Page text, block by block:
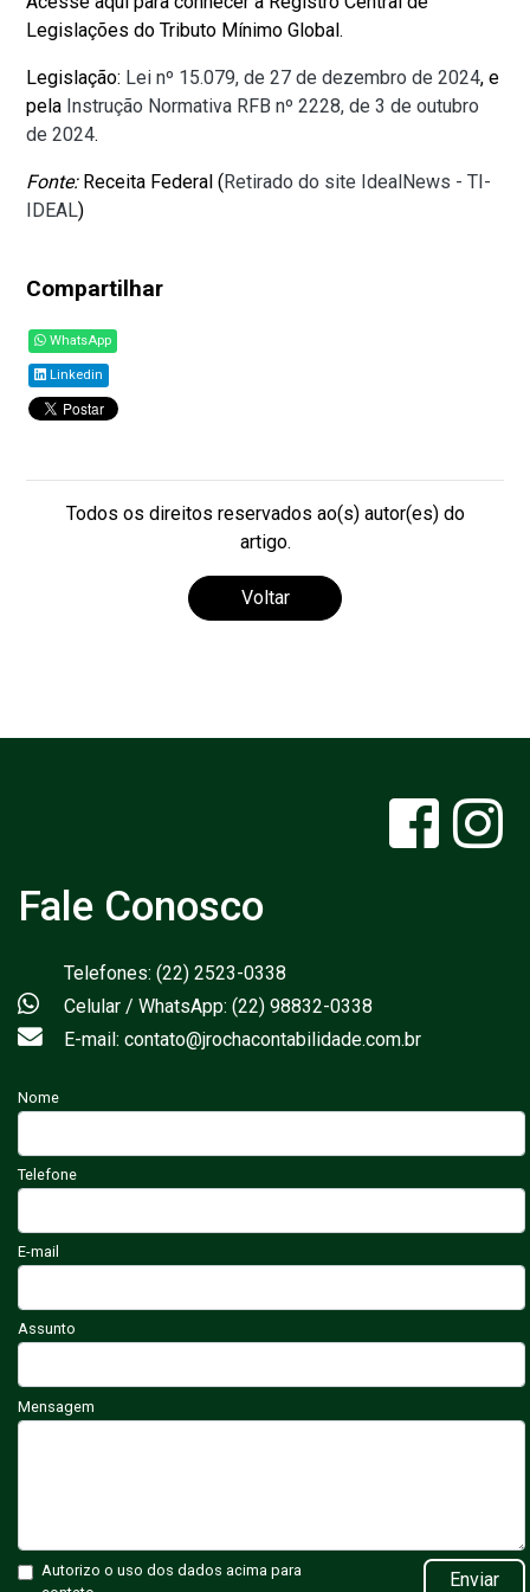
Legislações do Tributo Mínimo Global.
Legislação: Lei nº 15.079, de 27 de dezembro de 2024, e
pela Instrução Normativa RFB nº 2228, de 3 de outubro
de 2024.
Fonte:Receita Federal (Retirado do site IdealNews - TI-
IDEAL)
Compartilhar
WhatsApp
Linkedin
Todos os direitos reservados ao(s) autor(es) do
artigo.
Voltar
Fale Conosco
Telefones: (22) 2523-0338
Celular / WhatsApp: (22) 98832-0338
E-mail: contato@jrochacontabilidade.com.br
Nome
Telefone
E-mail
Assunto
Mensagem
Autorizo o uso dos dados acima para
Enviar